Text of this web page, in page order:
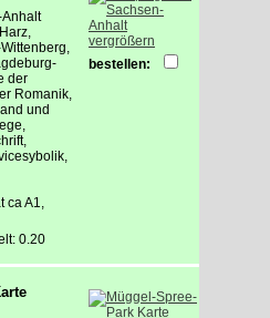
der
Romanik,
und
A1,
0.20
vergrößern
bestellen: